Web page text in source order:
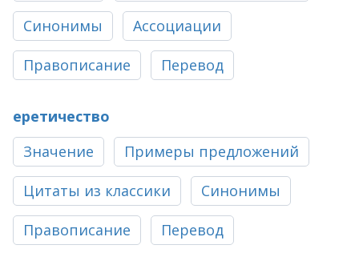
Синонимы Ассоциации
Правописание Перевод
еретичество
Значение
Примеры предложений
Цитаты из классики Синонимы
Правописание Перевод